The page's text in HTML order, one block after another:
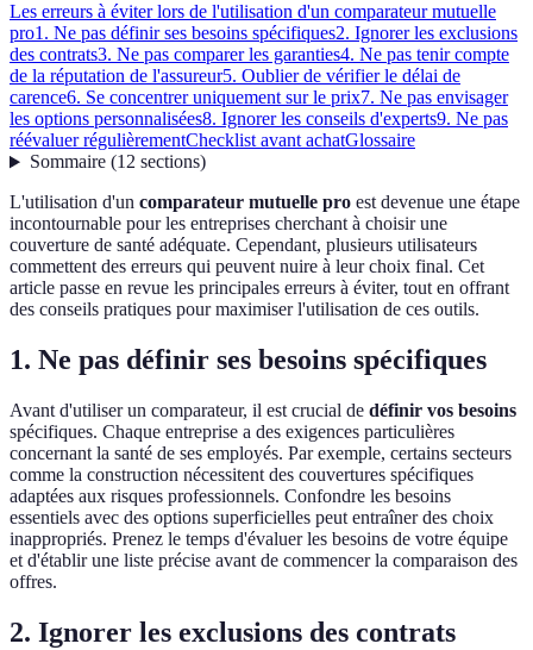
Les erreurs à éviter lors de l'utilisation d'un comparateur mutuelle
pro1. Ne pas définir ses besoins spécifiques2. Ignorer les exclusions
des contrats3. Ne pas comparer les garanties4. Ne pas tenir compte
de la réputation de l'assureur5. Oublier de vérifier le délai de
carence6. Se concentrer uniquement sur le prix7. Ne pas envisager
les options personnalisées8. Ignorer les conseils d'experts9. Ne pas
réévaluer régulièrementChecklist avant achatGlossaire
Sommaire(12 sections)
L'utilisation d'un comparateur mutuelle pro est devenue une étape
incontournable pour les entreprises cherchant à choisir une
couverture de santé adéquate. Cependant, plusieurs utilisateurs
commettent des erreurs qui peuvent nuire à leur choix final. Cet
article passe en revue les principales erreurs à éviter, tout en offrant
des conseils pratiques pour maximiser l'utilisation de ces outils.
1. Ne pas définir ses besoins spécifiques
Avant d'utiliser un comparateur, il est crucial de définir vos besoins
spécifiques. Chaque entreprise a des exigences particulières
concernant la santé de ses employés. Par exemple, certains secteurs
comme la construction nécessitent des couvertures spécifiques
adaptées aux risques professionnels. Confondre les besoins
essentiels avec des options superficielles peut entraîner des choix
inappropriés. Prenez le temps d'évaluer les besoins de votre équipe
et d'établir une liste précise avant de commencer la comparaison des
offres.
2. Ignorer les exclusions des contrats